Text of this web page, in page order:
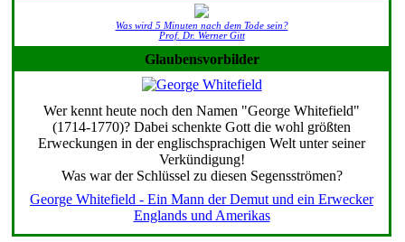
Was wird 5 Minuten nach dem Tode sein?
Prof. Dr. Werner Gitt
Glaubensvorbilder
Wer kennt heute noch den Namen "George Whitefield"
(1714-1770)? Dabei schenkte Gott die wohl größten
Erweckungen in der englischsprachigen Welt unter seiner
Verkündigung!
Was war der Schlüssel zu diesen Segensströmen?
George Whitefield - Ein Mann der Demut und ein Erwecker
Englands und Amerikas